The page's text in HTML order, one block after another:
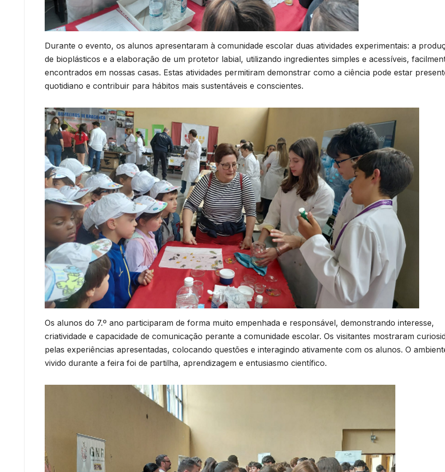
Durante o evento, os alunos apresentaram à comunidade escolar duas atividades experimentais: a
de bioplásticos e a elaboração de um protetor labial, utilizando ingredientes simples e acessíveis,
encontrados em nossas casas. Estas atividades permitiram demonstrar como a ciência pode estar
quotidiano e contribuir para hábitos mais sustentáveis e conscientes.
Os alunos do 7.º ano participaram de forma muito empenhada e responsável, demonstrando interesse,
criatividade e capacidade de comunicação perante a comunidade escolar. Os visitantes mostraram
pelas experiências apresentadas, colocando questões e interagindo ativamente com os alunos. O
vivido durante a feira foi de partilha, aprendizagem e entusiasmo científico.